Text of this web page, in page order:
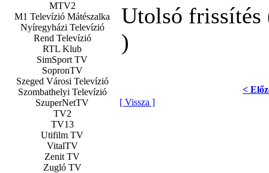
MTV2
M1 Televízió Mátészalka
Nyíregyházi Televízió
Rend Televízió
RTL Klub
SimSport TV
SopronTV
Szeged Városi Televízió
Szombathelyi Televízió
SzuperNetTV
TV2
TV13
Utifilm TV
VitalTV
Zenit TV
Zugló TV
Utolsó frissítés
)
<
[ Vissza ]